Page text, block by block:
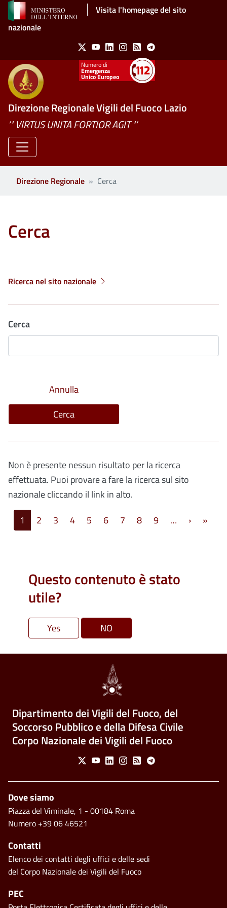
Salta al contenuto principaleVisita l'homepage del sito
nazionale
Social Menu
X YoutubeLinkedinInstagram
Feed Telegram
Emergenza
Unico Europeo
Direzione Regionale Vigili del Fuoco Lazio
’" VIRTUS UNITA FORTIOR AGIT "’
Direzione Regionale Cerca
Cerca
Ricerca nel sito nazionale
Cerca
Non è presente nessun risultato per la ricerca
effettuata. Puoi provare a fare la ricerca sul sito
nazionale cliccando il link in alto.
Paginazione
1 2 3 4 5 6 7 8 9 … ›Pagina
»
Questo contenuto è stato
utile?
Dipartimento dei Vigili del Fuoco, del
Soccorso Pubblico e della Difesa Civile
Corpo Nazionale dei Vigili del Fuoco
Social Menu
X YoutubeLinkedinInstagram
Feed Telegram
Piè di pagina
Dove siamo
Piazza del Viminale, 1 - 00184 Roma
Numero +39 06 46521
Contatti
Elenco dei contatti degli uffici e delle sedi
del Corpo Nazionale dei Vigili del Fuoco
PEC